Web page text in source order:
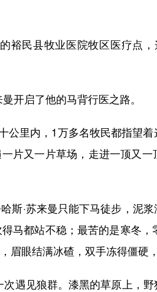
裕民县牧业医院牧区医疗点
启了他的马背行医之路。
里内，1万多名牧民都指望着
片又一片草场，走进一顶又
·苏来曼只能下马徒步，泥浆
马都站不稳；最苦的是寒冬
眼结满冰碴，双手冻得僵硬
见狼群。漆黑的草原上，